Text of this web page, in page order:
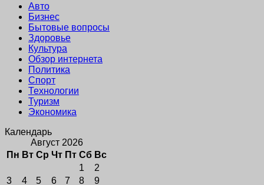
Авто
Бизнес
Бытовые вопросы
Здоровье
Культура
Обзор интернета
Политика
Спорт
Технологии
Туризм
Экономика
Календарь
Август 2026
Пн Вт Ср Чт Пт Сб Вс
1
2
3
4 5 6 7 8
9